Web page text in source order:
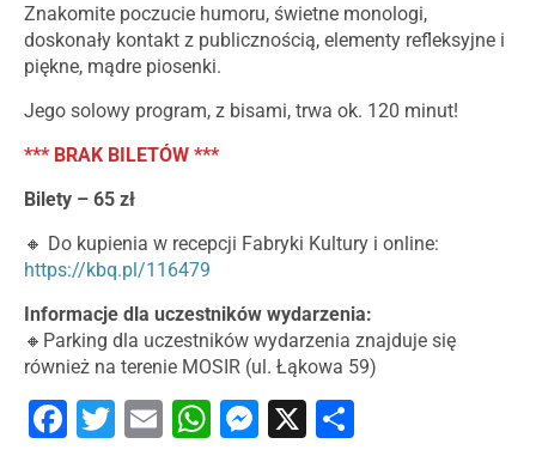
Znakomite poczucie humoru, świetne monologi,
doskonały kontakt z publicznością, elementy refleksyjne i
piękne, mądre piosenki.
Jego solowy program, z bisami, trwa ok. 120 minut!
*** BRAK BILETÓW ***
Bilety – 65 zł
🔸 Do kupienia w recepcji Fabryki Kultury i online:
https://kbq.pl/116479
Informacje dla uczestników wydarzenia:
🔸Parking dla uczestników wydarzenia znajduje się
również na terenie MOSIR (ul. Łąkowa 59)
Facebook
Twitter
EmailWhatsApp
Messenger
X